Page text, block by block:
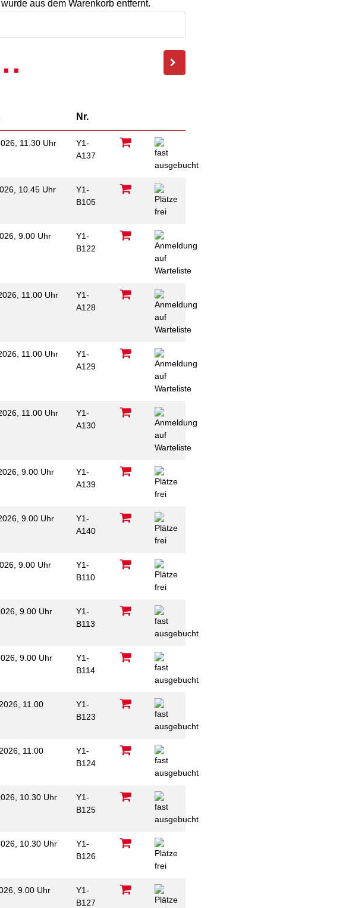
aus dem Warenkorb entfernt.
Nr.
11.30 Uhr
Y1-
A137
10.45 Uhr
Y1-
B105
9.00 Uhr
Y1-
B122
11.00 Uhr
Y1-
A128
11.00 Uhr
Y1-
A129
11.00 Uhr
Y1-
A130
9.00 Uhr
Y1-
A139
9.00 Uhr
Y1-
A140
9.00 Uhr
Y1-
B110
9.00 Uhr
Y1-
B113
9.00 Uhr
Y1-
B114
11.00
Y1-
B123
11.00
Y1-
B124
10.30 Uhr
Y1-
B125
10.30 Uhr
Y1-
B126
9.00 Uhr
Y1-
B127